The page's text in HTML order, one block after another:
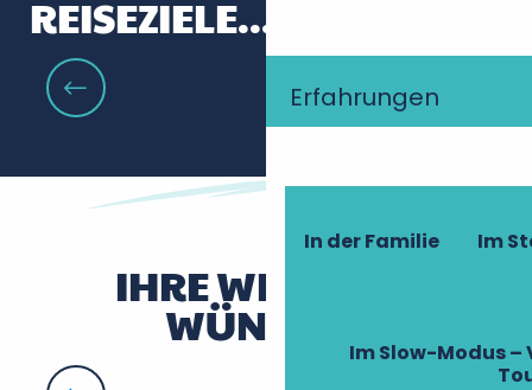
Erfahrungen
In der Familie Im
Im Slow-Modus
REISEZIELE... WEINBERG!
Touraine Nature
IHRE WEITEREN
WÜNSCHE